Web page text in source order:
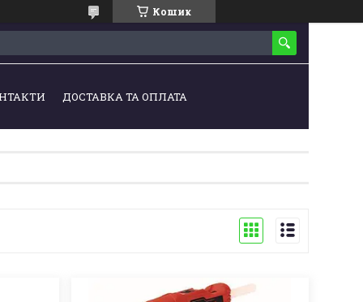
Кошик
ДОСТАВКА ТА ОПЛАТА